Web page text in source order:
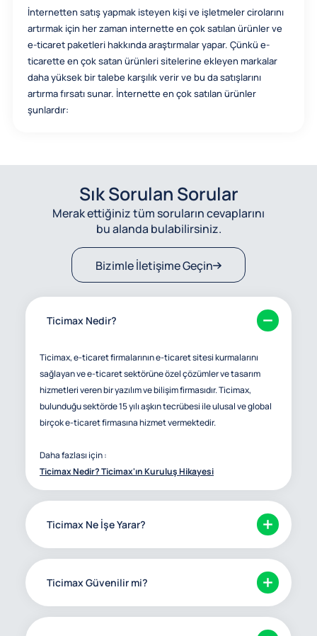
İnternetten satış yapmak isteyen kişi ve işletmeler cirolarını
artırmak için her zaman internette en çok satılan ürünler ve
e-ticaret paketleri hakkında araştırmalar yapar. Çünkü e-
ticarette en çok satan ürünleri sitelerine ekleyen markalar
daha yüksek bir talebe karşılık verir ve bu da satışlarını
artırma fırsatı sunar. İnternette en çok satılan ürünler
şunlardır:
Sık Sorulan Sorular
Merak ettiğiniz tüm soruların cevaplarını
bu alanda bulabilirsiniz.
Bizimle İletişime Geçin
Ticimax Nedir?
Ticimax, e-ticaret firmalarının e-ticaret sitesi kurmalarını
sağlayan ve e-ticaret sektörüne özel çözümler ve tasarım
hizmetleri veren bir yazılım ve bilişim firmasıdır. Ticimax,
bulunduğu sektörde 15 yılı aşkın tecrübesi ile ulusal ve global
birçok e-ticaret firmasına hizmet vermektedir.
Daha fazlası için :
Ticimax Nedir? Ticimax'ın Kuruluş Hikayesi
Ticimax Ne İşe Yarar?
Ticimax Güvenilir mi?